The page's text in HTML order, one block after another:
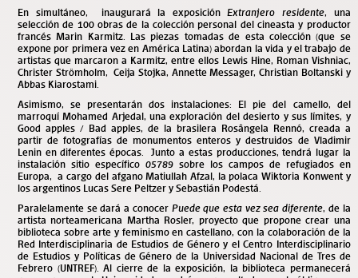
En simultáneo, inaugurará la exposiciónExtranjero residente, una
selección de 100 obras de la colección personal del cineasta y productor
francés Marin Karmitz. Las piezas tomadas de esta colección (que se
expone por primera vez en América Latina) abordan la vida y el trabajo de
artistas que marcaron a Karmitz, entre ellos Lewis Hine, Roman Vishniac,
Christer Strömholm, Ceija Stojka, Annette Messager, Christian Boltanski y
Abbas Kiarostami.
Asimismo, se presentarán dos instalaciones: El pie del camello, del
marroquí Mohamed Arjedal, una exploración del desierto y sus límites, y
Good apples / Bad apples, de la brasilera Rosângela Rennó, creada a
partir de fotografías de monumentos enteros y destruidos de Vladimir
Lenin en diferentes épocas. Junto a estas producciones, tendrá lugar la
instalación sitio específico 05789 sobre los campos de refugiados en
Europa, a cargo del afgano Matiullah Afzal, la polaca Wiktoria Konwent y
los argentinos Lucas Sere Peltzer y Sebastián Podestá.
Paralelamente se dará a conocer Puede que esta vez sea diferente, de la
artista norteamericana Martha Rosler, proyecto que propone crear una
biblioteca sobre arte y feminismo en castellano, con la colaboración de la
Red Interdisciplinaria de Estudios de Género y elCentro Interdisciplinario
de Estudios y Políticas de Género de la Universidad Nacional de Tres de
Febrero (UNTREF). Al cierre de la exposición, la biblioteca permanecerá